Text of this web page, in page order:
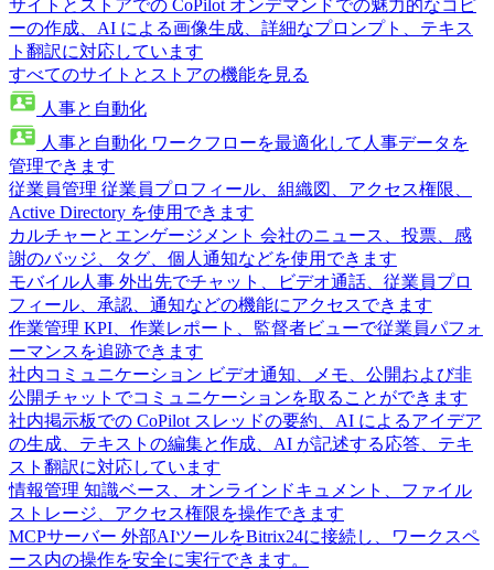
サイトとストアでの CoPilot オンデマンドでの魅力的なコピ
ーの作成、AI による画像生成、詳細なプロンプト、テキス
ト翻訳に対応しています
すべてのサイトとストアの機能を見る
人事と自動化
人事と自動化 ワークフローを最適化して人事データを
管理できます
従業員管理 従業員プロフィール、組織図、アクセス権限、
Active Directory を使用できます
カルチャーとエンゲージメント 会社のニュース、投票、感
謝のバッジ、タグ、個人通知などを使用できます
モバイル人事 外出先でチャット、ビデオ通話、従業員プロ
フィール、承認、通知などの機能にアクセスできます
作業管理 KPI、作業レポート、監督者ビューで従業員パフォ
ーマンスを追跡できます
社内コミュニケーション ビデオ通知、メモ、公開および非
公開チャットでコミュニケーションを取ることができます
社内掲示板での CoPilot スレッドの要約、AI によるアイデア
の生成、テキストの編集と作成、AI が記述する応答、テキ
スト翻訳に対応しています
情報管理 知識ベース、オンラインドキュメント、ファイル
ストレージ、アクセス権限を操作できます
MCPサーバー 外部AIツールをBitrix24に接続し、ワークスペ
ース内の操作を安全に実行できます。